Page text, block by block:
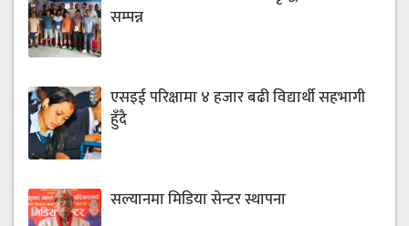
सम्पन्न
एसइई परिक्षामा ४ हजार बढी विद्यार्थी सहभागी
हुँदै
सल्यानमा मिडिया सेन्टर स्थापना